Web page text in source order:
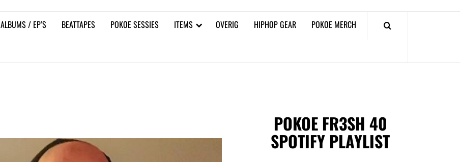
ALBUMS / EP’S BEATTAPES POKOE SESSIES ITEMS OVERIG HIPHOP GEAR POKOE MERCH
POKOE FR3SH 40
SPOTIFY PLAYLIST